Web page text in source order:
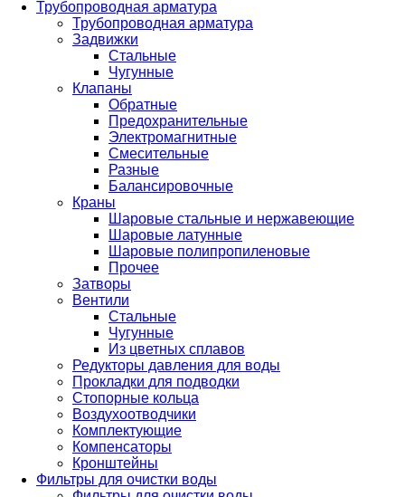
Трубопроводная арматура
Трубопроводная арматура
Задвижки
Стальные
Чугунные
Клапаны
Обратные
Предохранительные
Электромагнитные
Смесительные
Разные
Балансировочные
Краны
Шаровые стальные и нержавеющие
Шаровые латунные
Шаровые полипропиленовые
Прочее
Затворы
Вентили
Стальные
Чугунные
Из цветных сплавов
Редукторы давления для воды
Прокладки для подводки
Стопорные кольца
Воздухоотводчики
Комплектующие
Компенсаторы
Кронштейны
Фильтры для очистки воды